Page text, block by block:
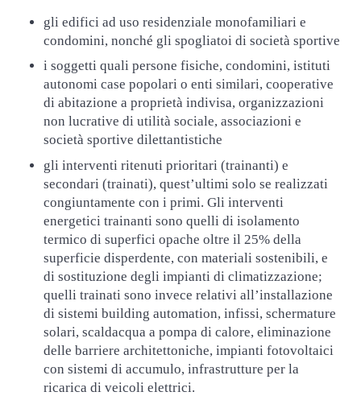
gli edifici ad uso residenziale monofamiliari e
condomini, nonché gli spogliatoi di società sportive
i soggetti quali persone fisiche, condomini, istituti
autonomi case popolari o enti similari, cooperative
di abitazione a proprietà indivisa, organizzazioni
non lucrative di utilità sociale, associazioni e
società sportive dilettantistiche
gli interventi ritenuti prioritari (trainanti) e
secondari (trainati), quest’ultimi solo se realizzati
congiuntamente con i primi. Gli interventi
energetici trainanti sono quelli di isolamento
termico di superfici opache oltre il 25% della
superficie disperdente, con materiali sostenibili, e
di sostituzione degli impianti di climatizzazione;
quelli trainati sono invece relativi all’installazione
di sistemi building automation, infissi, schermature
solari, scaldacqua a pompa di calore, eliminazione
delle barriere architettoniche, impianti fotovoltaici
con sistemi di accumulo, infrastrutture per la
ricarica di veicoli elettrici.